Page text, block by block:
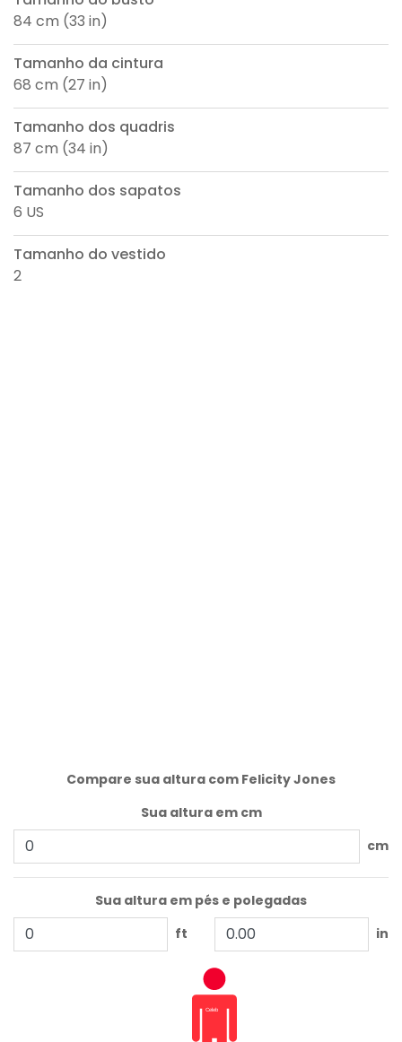
84 cm (33 in)
Tamanho da cintura
68 cm (27 in)
Tamanho dos quadris
87 cm (34 in)
Tamanho dos sapatos
6 US
Tamanho do vestido
2
Compare sua altura com Felicity Jones
Sua altura em cm
cm
Sua altura em pés e polegadas
ft
in